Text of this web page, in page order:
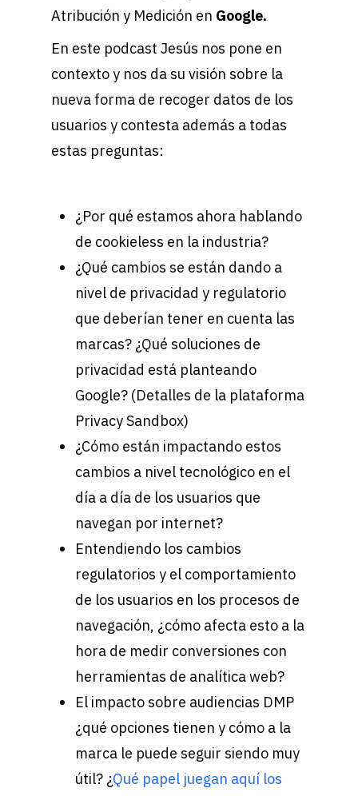
Atribución y Medición en Google.
En este podcast Jesús nos pone en
contexto y nos da su visión sobre la
nueva forma de recoger datos de los
usuarios y contesta además a todas
estas preguntas:
¿Por qué estamos ahora hablando
de cookieless en la industria?
¿Qué cambios se están dando a
nivel de privacidad y regulatorio
que deberían tener en cuenta las
marcas? ¿Qué soluciones de
privacidad está planteando
Google? (Detalles de la plataforma
Privacy Sandbox)
¿Cómo están impactando estos
cambios a nivel tecnológico en el
día a día de los usuarios que
navegan por internet?
Entendiendo los cambios
regulatorios y el comportamiento
de los usuarios en los procesos de
navegación, ¿cómo afecta esto a la
hora de medir conversiones con
herramientas de analítica web?
El impacto sobre audiencias DMP
¿qué opciones tienen y cómo a la
marca le puede seguir siendo muy
útil? ¿Qué papel juegan aquí los